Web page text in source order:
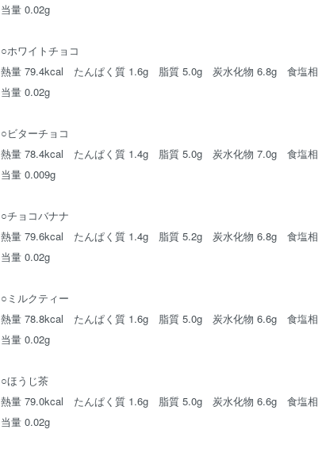
当量 0.02g
○ホワイトチョコ
熱量 79.4kcal たんぱく質 1.6g 脂質 5.0g 炭水化物 6.8g 食塩相
当量 0.02g
○ビターチョコ
熱量 78.4kcal たんぱく質 1.4g 脂質 5.0g 炭水化物 7.0g 食塩相
当量 0.009g
○チョコバナナ
熱量 79.6kcal たんぱく質 1.4g 脂質 5.2g 炭水化物 6.8g 食塩相
当量 0.02g
○ミルクティー
熱量 78.8kcal たんぱく質 1.6g 脂質 5.0g 炭水化物 6.6g 食塩相
当量 0.02g
○ほうじ茶
熱量 79.0kcal たんぱく質 1.6g 脂質 5.0g 炭水化物 6.6g 食塩相
当量 0.02g